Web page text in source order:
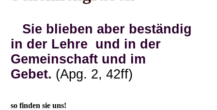
Sie blieben aber beständig
in der Lehre und in der
Gemeinschaft und im
Gebet. (Apg. 2, 42ff)
so finden sie uns!